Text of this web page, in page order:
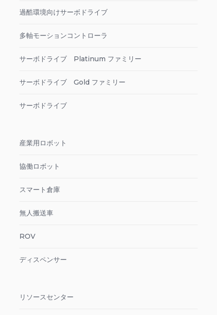
過酷環境向けサーボドライブ
多軸モーションコントローラ
サーボドライブ Platinum ファミリー
サーボドライブ Gold ファミリー
サーボドライブ
産業用ロボット
協働ロボット
スマート倉庫
無人搬送車
ROV
ディスペンサー
リソースセンター